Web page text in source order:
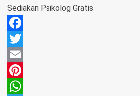
Sediakan Psikolog Gratis
Facebook
Twitter
Email
Pinterest